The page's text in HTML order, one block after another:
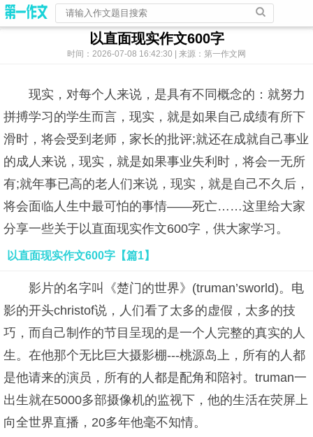
以直面现实作文600字
时间：2026-07-08 16:42:30 | 来源：第一作文网
现实，对每个人来说，是具有不同概念的：就努力
拼搏学习的学生而言，现实，就是如果自己成绩有所下
滑时，将会受到老师，家长的批评;就还在成就自己事业
的成人来说，现实，就是如果事业失利时，将会一无所
有;就年事已高的老人们来说，现实，就是自己不久后，
将会面临人生中最可怕的事情——死亡……这里给大家
分享一些关于以直面现实作文600字，供大家学习。
以直面现实作文600字【篇1】
影片的名字叫《楚门的世界》(truman’sworld)。电
影的开头christof说，人们看了太多的虚假，太多的技
巧，而自己制作的节目呈现的是一个人完整的真实的人
生。在他那个无比巨大摄影棚---桃源岛上，所有的人都
是他请来的演员，所有的人都是配角和陪衬。truman一
出生就在5000多部摄像机的监视下，他的生活在荧屏上
向全世界直播，20多年他毫不知情。